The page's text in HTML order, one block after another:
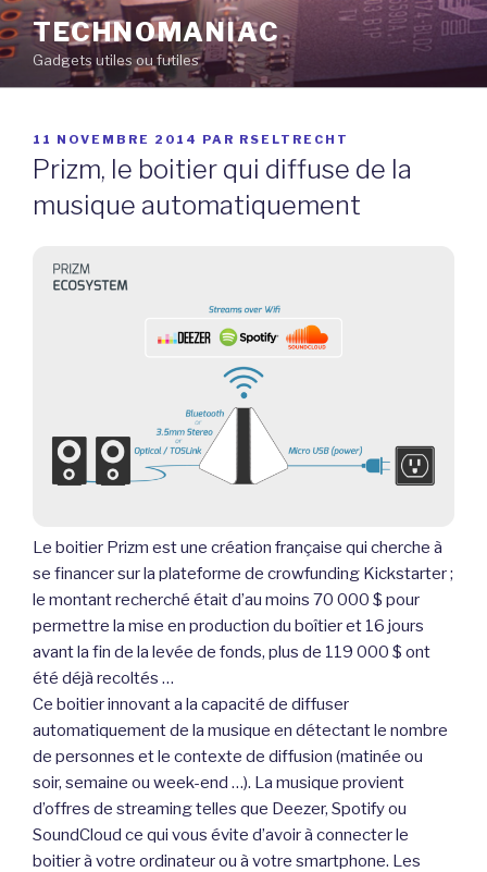
Aller
au
contenu
principal
TECHNOMANIAC
Gadgets utiles ou futiles
PUBLIÉ
LE
11 NOVEMBRE 2014 PAR RSELTRECHT
Prizm, le boitier qui diffuse de la
musique automatiquement
Le boitier Prizm est une création française qui cherche à
se financer sur la plateforme de crowfunding Kickstarter ;
le montant recherché était d’au moins 70 000 $ pour
permettre la mise en production du boîtier et 16 jours
avant la fin de la levée de fonds, plus de 119 000 $ ont
été déjà recoltés …
Ce boitier innovant a la capacité de diffuser
automatiquement de la musique en détectant le nombre
de personnes et le contexte de diffusion (matinée ou
soir, semaine ou week-end …). La musique provient
d’offres de streaming telles que Deezer, Spotify ou
SoundCloud ce qui vous évite d’avoir à connecter le
boitier à votre ordinateur ou à votre smartphone. Les